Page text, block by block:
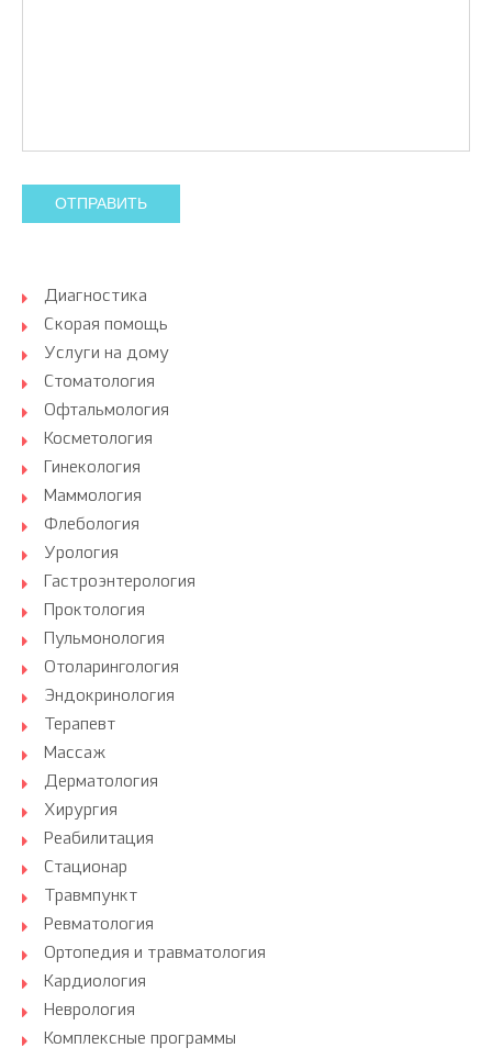
ОТПРАВИТЬ
Диагностика
Скорая помощь
Услуги на дому
Стоматология
Офтальмология
Косметология
Гинекология
Маммология
Флебология
Урология
Гастроэнтерология
Проктология
Пульмонология
Отоларингология
Эндокринология
Терапевт
Массаж
Дерматология
Хирургия
Реабилитация
Стационар
Травмпункт
Ревматология
Ортопедия и травматология
Кардиология
Неврология
Комплексные программы